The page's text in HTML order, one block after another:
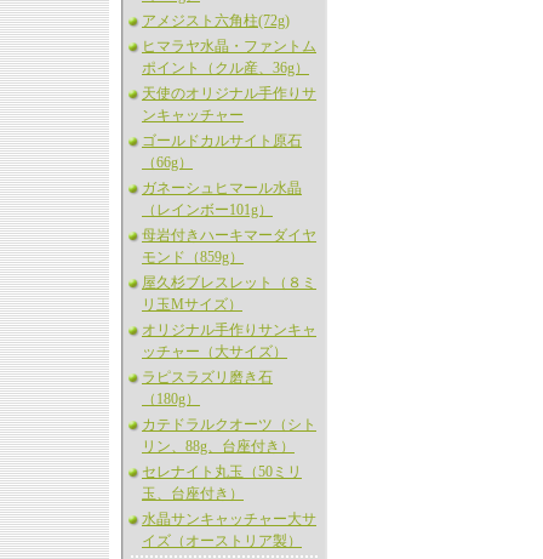
アメジスト六角柱(72g)
ヒマラヤ水晶・ファントム
ポイント（クル産、36g）
天使のオリジナル手作りサ
ンキャッチャー
ゴールドカルサイト原石
（66g）
ガネーシュヒマール水晶
（レインボー101g）
母岩付きハーキマーダイヤ
モンド（859g）
屋久杉ブレスレット（８ミ
リ玉Mサイズ）
オリジナル手作りサンキャ
ッチャー（大サイズ）
ラピスラズリ磨き石
（180g）
カテドラルクオーツ（シト
リン、88g、台座付き）
セレナイト丸玉（50ミリ
玉、台座付き）
水晶サンキャッチャー大サ
イズ（オーストリア製）